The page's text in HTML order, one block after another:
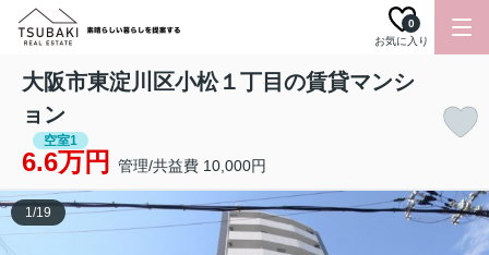
お気に入り
0
大阪市東淀川区小松１丁目の賃貸マンシ
ョン
空室1
6.6万円 管理/共益費 10,000円
1/19